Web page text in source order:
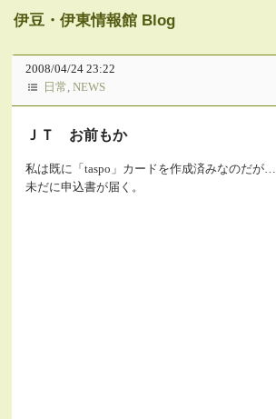
伊豆・伊東情報館 Blog
2008/04/24 23:22
日常,NEWS
ＪＴ お前もか
私は既に「taspo」カードを作成済みなのだが…
未だに申込書が届く。